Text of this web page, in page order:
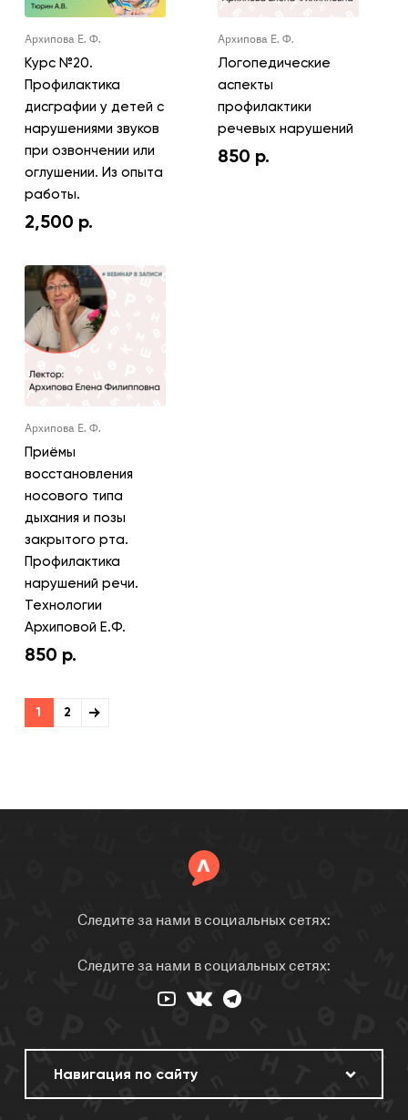
Архипова Е. Ф.
Курс №20.
Профилактика
дисграфии у детей с
нарушениями звуков
при озвончении или
оглушении. Из опыта
работы.
2,500 р.
Архипова Е. Ф.
Логопедические
аспекты
профилактики
речевых нарушений
850 р.
Архипова Е. Ф.
Приёмы
восстановления
носового типа
дыхания и позы
закрытого рта.
Профилактика
нарушений речи.
Технологии
Архиповой Е.Ф.
850 р.
1 2
Следите за нами в социальных сетях:
Следите за нами в социальных сетях: